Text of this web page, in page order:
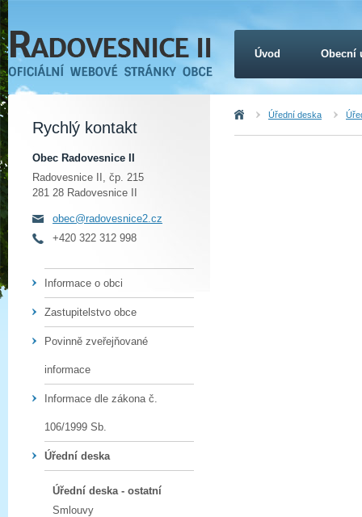
Úvod Úřední deska
Rychlý kontakt
Obec Radovesnice II
Radovesnice II, čp. 215
281 28 Radovesnice II
obec@radovesnice2.cz
+420 322 312 998
Informace o obci
Zastupitelstvo obce
Povinně zveřejňované
informace
Informace dle zákona č.
106/1999 Sb.
Úřední deska
Úřední deska - ostatní
Smlouvy
Úvod Obecní